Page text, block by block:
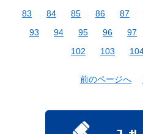
83
84 85 86 87
93
94 95 96 97
102
103
前のページへ